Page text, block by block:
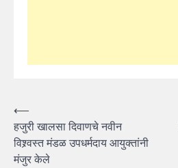
Post
navigation
⟵
हजुरी खालसा दिवाणचे नवीन
विश्र्वस्त मंडळ उपधर्मदाय आयुक्तांनी
मंजुर केले